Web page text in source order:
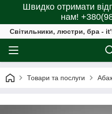
Швидко отримати
нам!
Світильники, люстри, бра -
Товари та послуги